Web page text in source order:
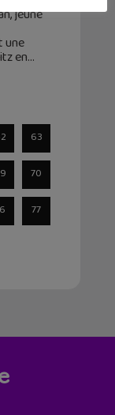
jeune
une
en
63
70
77